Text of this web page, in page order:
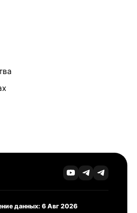
данных: 6 Авг 2026